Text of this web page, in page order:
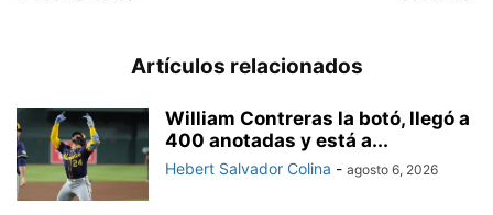
Artículos relacionados
William Contreras la botó, llegó a
400 anotadas y está a...
Hebert Salvador Colina - agosto 6, 2026